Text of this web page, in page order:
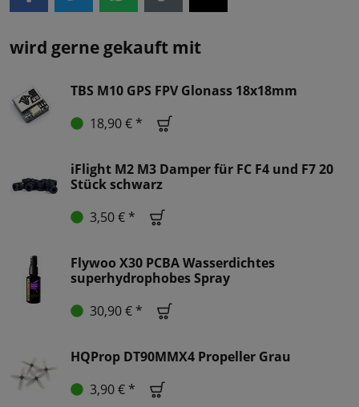
wird gerne gekauft mit
TBS M10 GPS FPV Glonass 18x18mm
18,90 € *
iFlight M2 M3 Damper für FC F4 und F7 20
Stück schwarz
3,50 € *
Flywoo X30 PCBA Wasserdichtes
superhydrophobes Spray
30,90 € *
HQProp DT90MMX4 Propeller Grau
3,90 € *